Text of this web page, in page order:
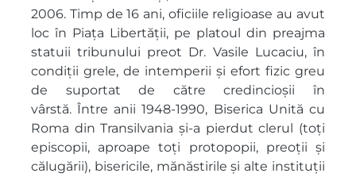
2006. Timp de 16 ani, oficiile religioase au avut
loc în Piața Libertății, pe platoul din preajma
statuii tribunului preot Dr. Vasile Lucaciu, în
condiții grele, de intemperii și efort fizic greu
de suportat de către credincioșii în
vârstă. Între anii 1948-1990, Biserica Unită cu
Roma din Transilvania și-a pierdut clerul (toți
episcopii, aproape toți protopopii, preoții și
călugării), bisericile, mănăstirile și alte instituții